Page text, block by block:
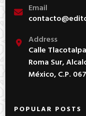
Email
Address
Calle
Roma Sur,
México, C.P.
POPULAR POSTS